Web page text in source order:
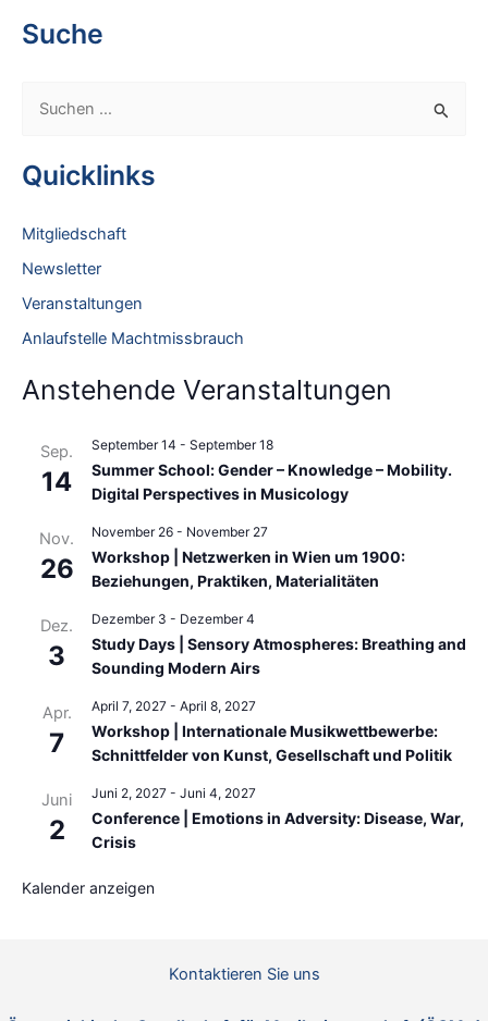
Suche
h
c
h
Quicklinks
Mitgliedschaft
Newsletter
Veranstaltungen
Anlaufstelle Machtmissbrauch
Anstehende Veranstaltungen
Sep.
14
September 14 - September 18
Summer School: Gender – Knowledge – Mobility.
Digital Perspectives in Musicology
Nov.
26
November 26 - November 27
Workshop | Netzwerken in Wien um 1900:
Beziehungen, Praktiken, Materialitäten
Dez.
3
Dezember 3 - Dezember 4
Study Days | Sensory Atmospheres: Breathing and
Sounding Modern Airs
Apr.
7
April 7, 2027 - April 8, 2027
Workshop | Internationale Musikwettbewerbe:
Schnittfelder von Kunst, Gesellschaft und Politik
Juni
2
Juni 2, 2027 - Juni 4, 2027
Conference | Emotions in Adversity: Disease, War,
Crisis
Kalender anzeigen
Kontaktieren Sie uns